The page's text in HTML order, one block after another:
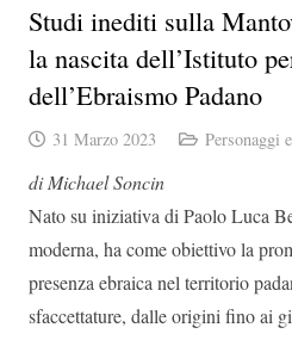
Studi inediti sulla
la nascita dell’Istituto
dell’Ebraismo Padano
31 Marzo 2023 Personaggi
di Michael Soncin
Nato su iniziativa di Paolo Luca
moderna, ha come obiettivo la
presenza ebraica nel territorio
sfaccettature, dalle origini fino ai